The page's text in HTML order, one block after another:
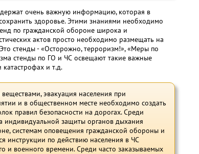
очень важную информацию, которая в
здоровье. Этими знаниями необходимо
по гражданской обороне широка и
актов просто необходимо размещать на
стенды - «Осторожно, терроризм!», «Меры по
стенды по ГО и ЧС освещают такие важные
и т.д.
эвакуация населения при
и в общественном месте необходимо создать
правил безопасности на дорогах. Среди
индивидуальной защиты органов дыхания
системам оповещения гражданской обороны и
инструкции по действию населения в ЧС
и военного времени. Среди часто заказываемых